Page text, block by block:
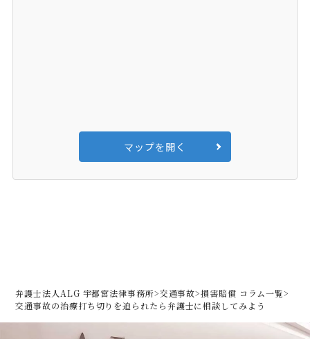
マップを開く
弁護士法人ALG 宇都宮法律事務所>交通事故>損害賠償 コラム一覧>
交通事故の治療打ち切りを迫られたら弁護士に相談してみよう